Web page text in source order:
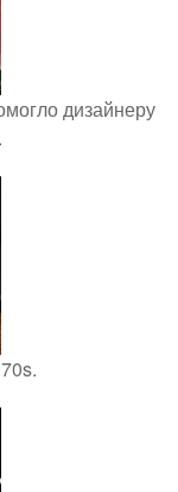
дизайнеру